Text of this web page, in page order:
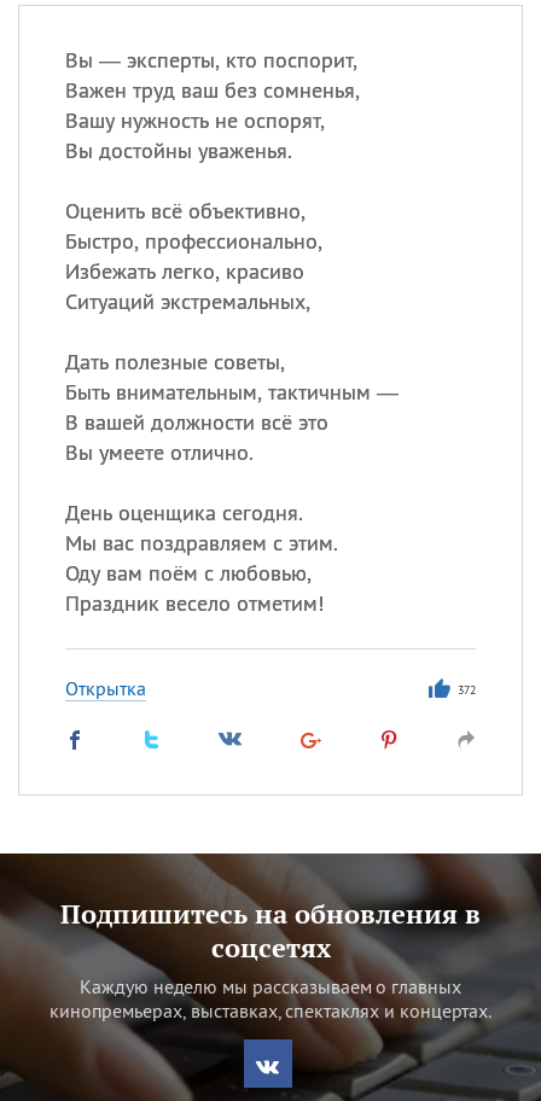
Вы — эксперты, кто поспорит,
Важен труд ваш без сомненья,
Вашу нужность не оспорят,
Вы достойны уваженья.
Оценить всё объективно,
Быстро, профессионально,
Избежать легко, красиво
Ситуаций экстремальных,
Дать полезные советы,
Быть внимательным, тактичным —
В вашей должности всё это
Вы умеете отлично.
День оценщика сегодня.
Мы вас поздравляем с этим.
Оду вам поём с любовью,
Праздник весело отметим!
Открытка 372
Подпишитесь на обновления в
соцсетях
Каждую неделю мы рассказываем о главных
кинопремьерах, выставках, спектаклях и концертах.